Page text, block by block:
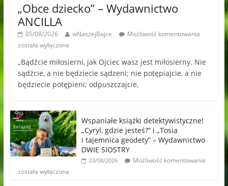
„Obce dziecko” – Wydawnictwo
ANCILLA
05/08/2026 wNaszejBajce
Możliwość komentowania
została wyłączona
„Bądźcie miłosierni, jak Ojciec wasz jest miłosierny. Nie
sądźcie, a nie będziecie sądzeni; nie potępiajcie, a nie
będziecie potępieni; odpuszczajcie,
Wspaniałe książki detektywistyczne!
„Cyryl, gdzie jesteś?” i „Tosia
i tajemnica geodety” – Wydawnictwo
DWIE SIOSTRY
03/08/2026
Możliwość komentowania
została wyłączona